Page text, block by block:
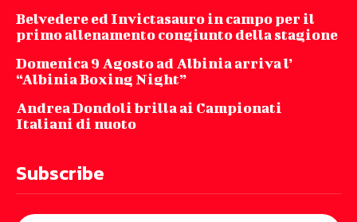
Belvedere ed Invictasauro in campo per il
primo allenamento congiunto della stagione
Domenica 9 Agosto ad Albinia arriva l’
“Albinia Boxing Night”
Andrea Dondoli brilla ai Campionati
Italiani di nuoto
Subscribe